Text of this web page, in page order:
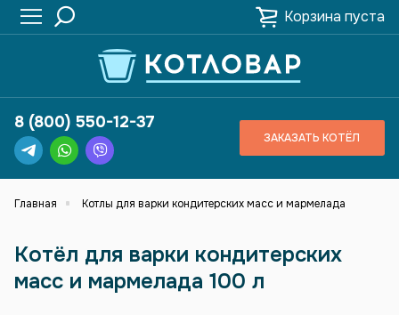
Корзина пуста
8 (800) 550-12-37
ЗАКАЗАТЬ КОТЁЛ
Главная Котлы для варки кондитерских масс и мармелада
Котёл для варки кондитерских
масс и мармелада 100 л